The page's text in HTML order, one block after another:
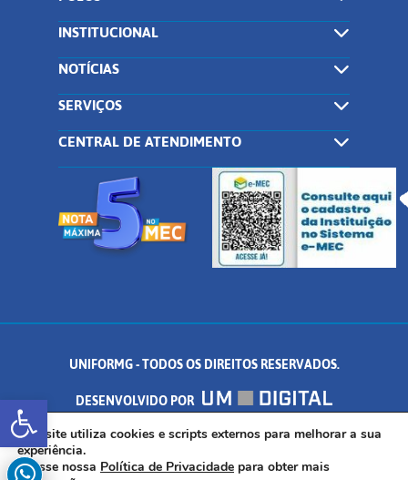
Abrir a barra de ferramentas
INSTITUCIONAL
NOTÍCIAS
SERVIÇOS
CENTRAL DE ATENDIMENTO
UNIFORMG - TODOS OS DIREITOS RESERVADOS.
DESENVOLVIDO POR
AV. DR. ARNALDO DE SENNA, 328 - PALMEIRAS, FORMIGA/MG - CEP:
35.574.530
Este site utiliza cookies e scripts externos para melhorar a sua
experiência.
Acesse nossa Política de Privacidade para obter mais